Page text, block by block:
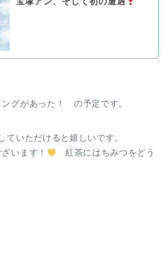
グがあった！ の予定です。
いただけると嬉しいです。
います！
紅茶にはちみつをどう